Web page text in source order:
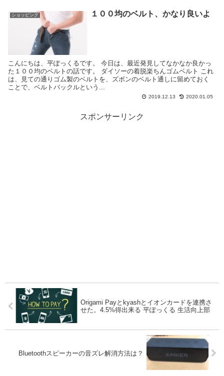
ショッピング １００均のベルト、かなり良いよ
こんにちは、平ぽっくるです。 今日は、最近発見してなかなか良かっ
た１００均のベルトの話です。 ダイソーの着脱楽ちんゴムベルト これ
は、見ての通りゴム製のベルトを、ズボンのベルト通しに留めておく
ことで、ベルトバックルという...
2019.12.13 2020.01.05
スポンサーリンク
Origami Payとkyashとイオンカードを連携さ
せた。4.5%得出来る 平ぽっくる 生活向上部
Bluetoothスピーカーの音ズレ解消方法は？